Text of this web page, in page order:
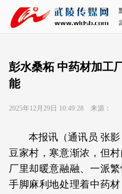
彭水桑柘 中药材加工
能
2025年12月29日 10:49:28 来源：
本报讯（通讯员 张
豆家村，寒意渐浓，但
厂里却暖意融融、一派
手脚麻利地处理着中药